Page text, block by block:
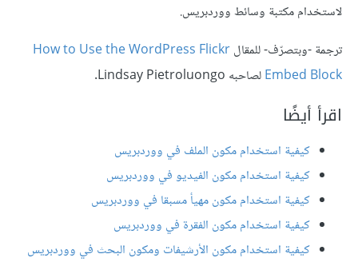
لاستخدام مكتبة وسائط ووردبريس.
ترجمة -وبتصرّف- للمقالHow to Use the WordPress Flickr
Embed Blockلصاحبه Lindsay Pietroluongo.
اقرأ أيضًا
كيفية استخدام مكون الملف في ووردبريس
كيفية استخدام مكون الفيديو في ووردبريس
كيفية استخدام مكون مهيأ مسبقا في ووردبريس
كيفية استخدام مكون الفقرة في ووردبريس
كيفية استخدام مكون الأرشيفات ومكون البحث في ووردبريس